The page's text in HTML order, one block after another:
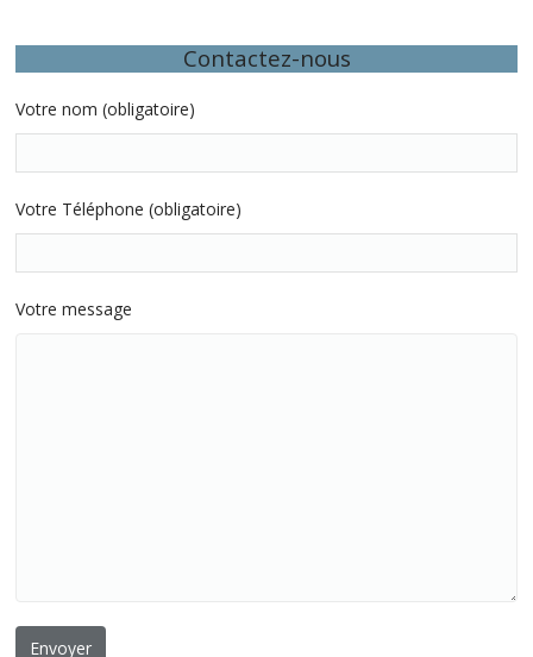
Contactez-nous
Votre nom (obligatoire)
Votre Téléphone (obligatoire)
Votre message